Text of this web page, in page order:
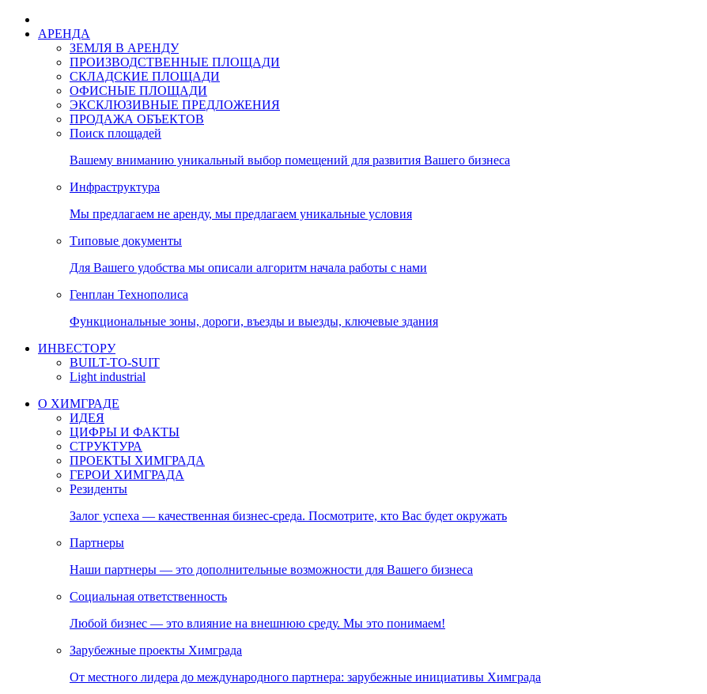
АРЕНДА
ЗЕМЛЯ В АРЕНДУ
ПРОИЗВОДСТВЕННЫЕ ПЛОЩАДИ
СКЛАДСКИЕ ПЛОЩАДИ
ОФИСНЫЕ ПЛОЩАДИ
ЭКСКЛЮЗИВНЫЕ ПРЕДЛОЖЕНИЯ
ПРОДАЖА ОБЪЕКТОВ
Поиск площадей
Вашему вниманию уникальный выбор помещений для развития Вашего бизнеса
Инфраструктура
Мы предлагаем не аренду, мы предлагаем уникальные условия
Типовые документы
Для Вашего удобства мы описали алгоритм начала работы с нами
Генплан Технополиса
Функциональные зоны, дороги, въезды и выезды, ключевые здания
ИНВЕСТОРУ
BUILT-TO-SUIT
Light industrial
О ХИМГРАДЕ
ИДЕЯ
ЦИФРЫ И ФАКТЫ
СТРУКТУРА
ПРОЕКТЫ ХИМГРАДА
ГЕРОИ ХИМГРАДА
Резиденты
Залог успеха — качественная бизнес-среда. Посмотрите, кто Вас будет окружать
Партнеры
Наши партнеры — это дополнительные возможности для Вашего бизнеса
Социальная ответственность
Любой бизнес — это влияние на внешнюю среду. Мы это понимаем!
Зарубежные проекты Химграда
От местного лидера до международного партнера: зарубежные инициативы Химграда